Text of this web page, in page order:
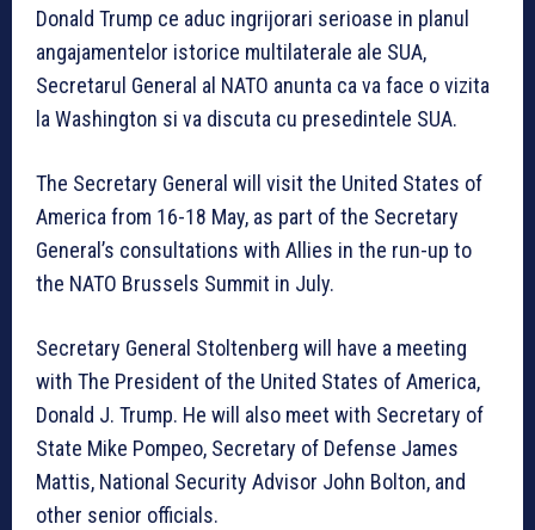
Donald Trump ce aduc ingrijorari serioase in planul
angajamentelor istorice multilaterale ale SUA,
Secretarul General al NATO anunta ca va face o vizita
la Washington si va discuta cu presedintele SUA.
The Secretary General will visit the United States of
America from 16-18 May, as part of the Secretary
General’s consultations with Allies in the run-up to
the NATO Brussels Summit in July.
Secretary General Stoltenberg will have a meeting
with The President of the United States of America,
Donald J. Trump. He will also meet with Secretary of
State Mike Pompeo, Secretary of Defense James
Mattis, National Security Advisor John Bolton, and
other senior officials.